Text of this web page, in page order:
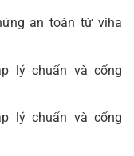
an toàn từ viha
lý chuẩn và cổng
lý chuẩn và cổng